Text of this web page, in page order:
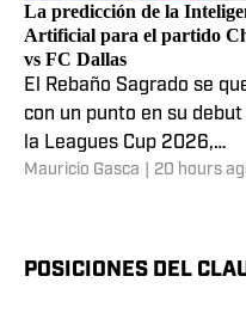
La predicción de la
Artificial para el partido
vs FC Dallas
El Rebaño Sagrado se
con un punto en su debut
la Leagues Cup 2026,
mientras los Hoops se
Mauricio Gasca 20 hours
POSICIONES DEL